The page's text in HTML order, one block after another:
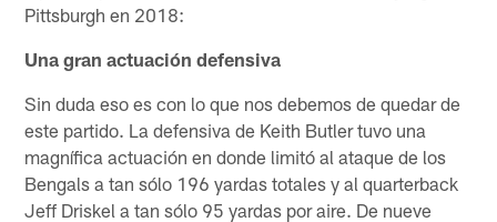
Pittsburgh en 2018:
Una gran actuación defensiva
Sin duda eso es con lo que nos debemos de quedar de
este partido. La defensiva de Keith Butler tuvo una
magnífica actuación en donde limitó al ataque de los
Bengals a tan sólo 196 yardas totales y al quarterback
Jeff Driskel a tan sólo 95 yardas por aire. De nueve